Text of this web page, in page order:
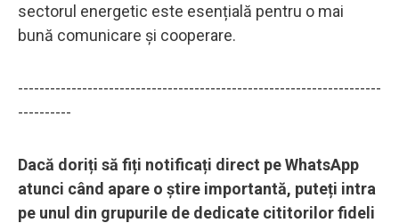
sectorul energetic este esențială pentru o mai
bună comunicare și cooperare.
--------------------------------------------------------------------
----------
Dacă doriți să fiți notificați direct pe WhatsApp
atunci când apare o știre importantă, puteți intra
pe unul din grupurile de dedicate cititorilor fideli